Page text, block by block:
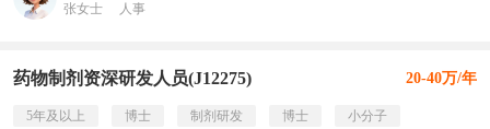
张女士 人事
药物制剂资深研发人员(J12275) 20-40万/年
5年及以上 博士 制剂研发 博士
小分子